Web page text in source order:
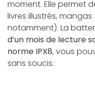
moment. Elle permet
livres illustrés,
notamment). La
d’un mois de lecture
norme IPX8, vous
sans soucis.